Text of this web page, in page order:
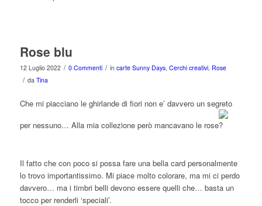
Rose blu
12 Luglio 2022 / 0 Commenti / in carte Sunny Days, Cerchi creativi, Rose
/ da Tina
Che mi piacciano le ghirlande di fiori non e’ davvero un segreto
per nessuno… Alla mia collezione però mancavano le rose
Il fatto che con poco si possa fare una bella card personalmente
lo trovo importantissimo. Mi piace molto colorare, ma mi ci perdo
davvero… ma i timbri belli devono essere quelli che… basta un
tocco per renderli ‘speciali’.